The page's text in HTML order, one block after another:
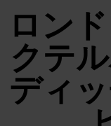
ロン
クテ
ディ